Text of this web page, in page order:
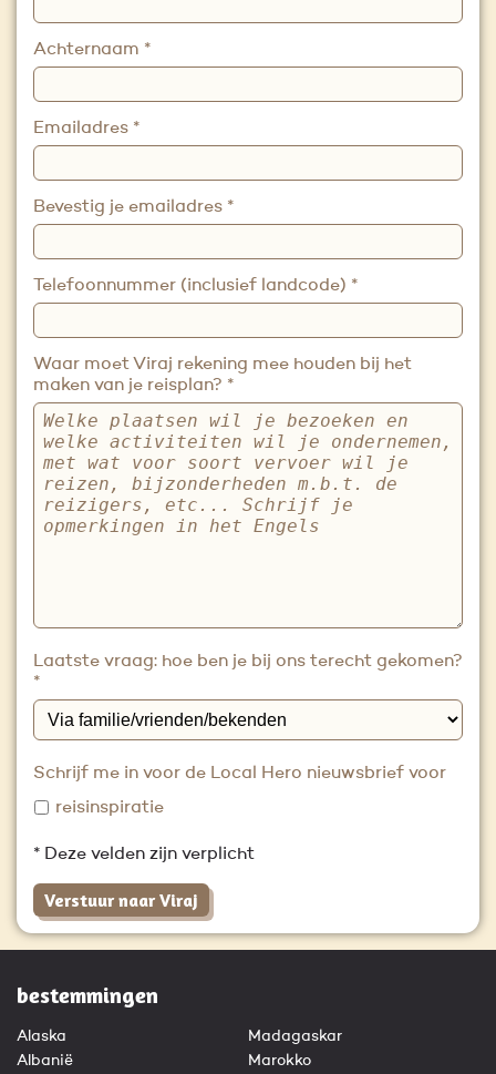
Achternaam *
Emailadres *
Bevestig je emailadres *
Telefoonnummer (inclusief landcode) *
Waar moet Viraj rekening mee houden bij het
maken van je reisplan? *
Laatste vraag: hoe ben je bij ons terecht gekomen?
*
Schrijf me in voor de Local Hero nieuwsbrief voor
reisinspiratie
* Deze velden zijn verplicht
Verstuur naar Viraj
bestemmingen
Alaska
Albanië
Madagaskar
Marokko